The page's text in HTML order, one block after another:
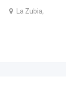
La Zubia,